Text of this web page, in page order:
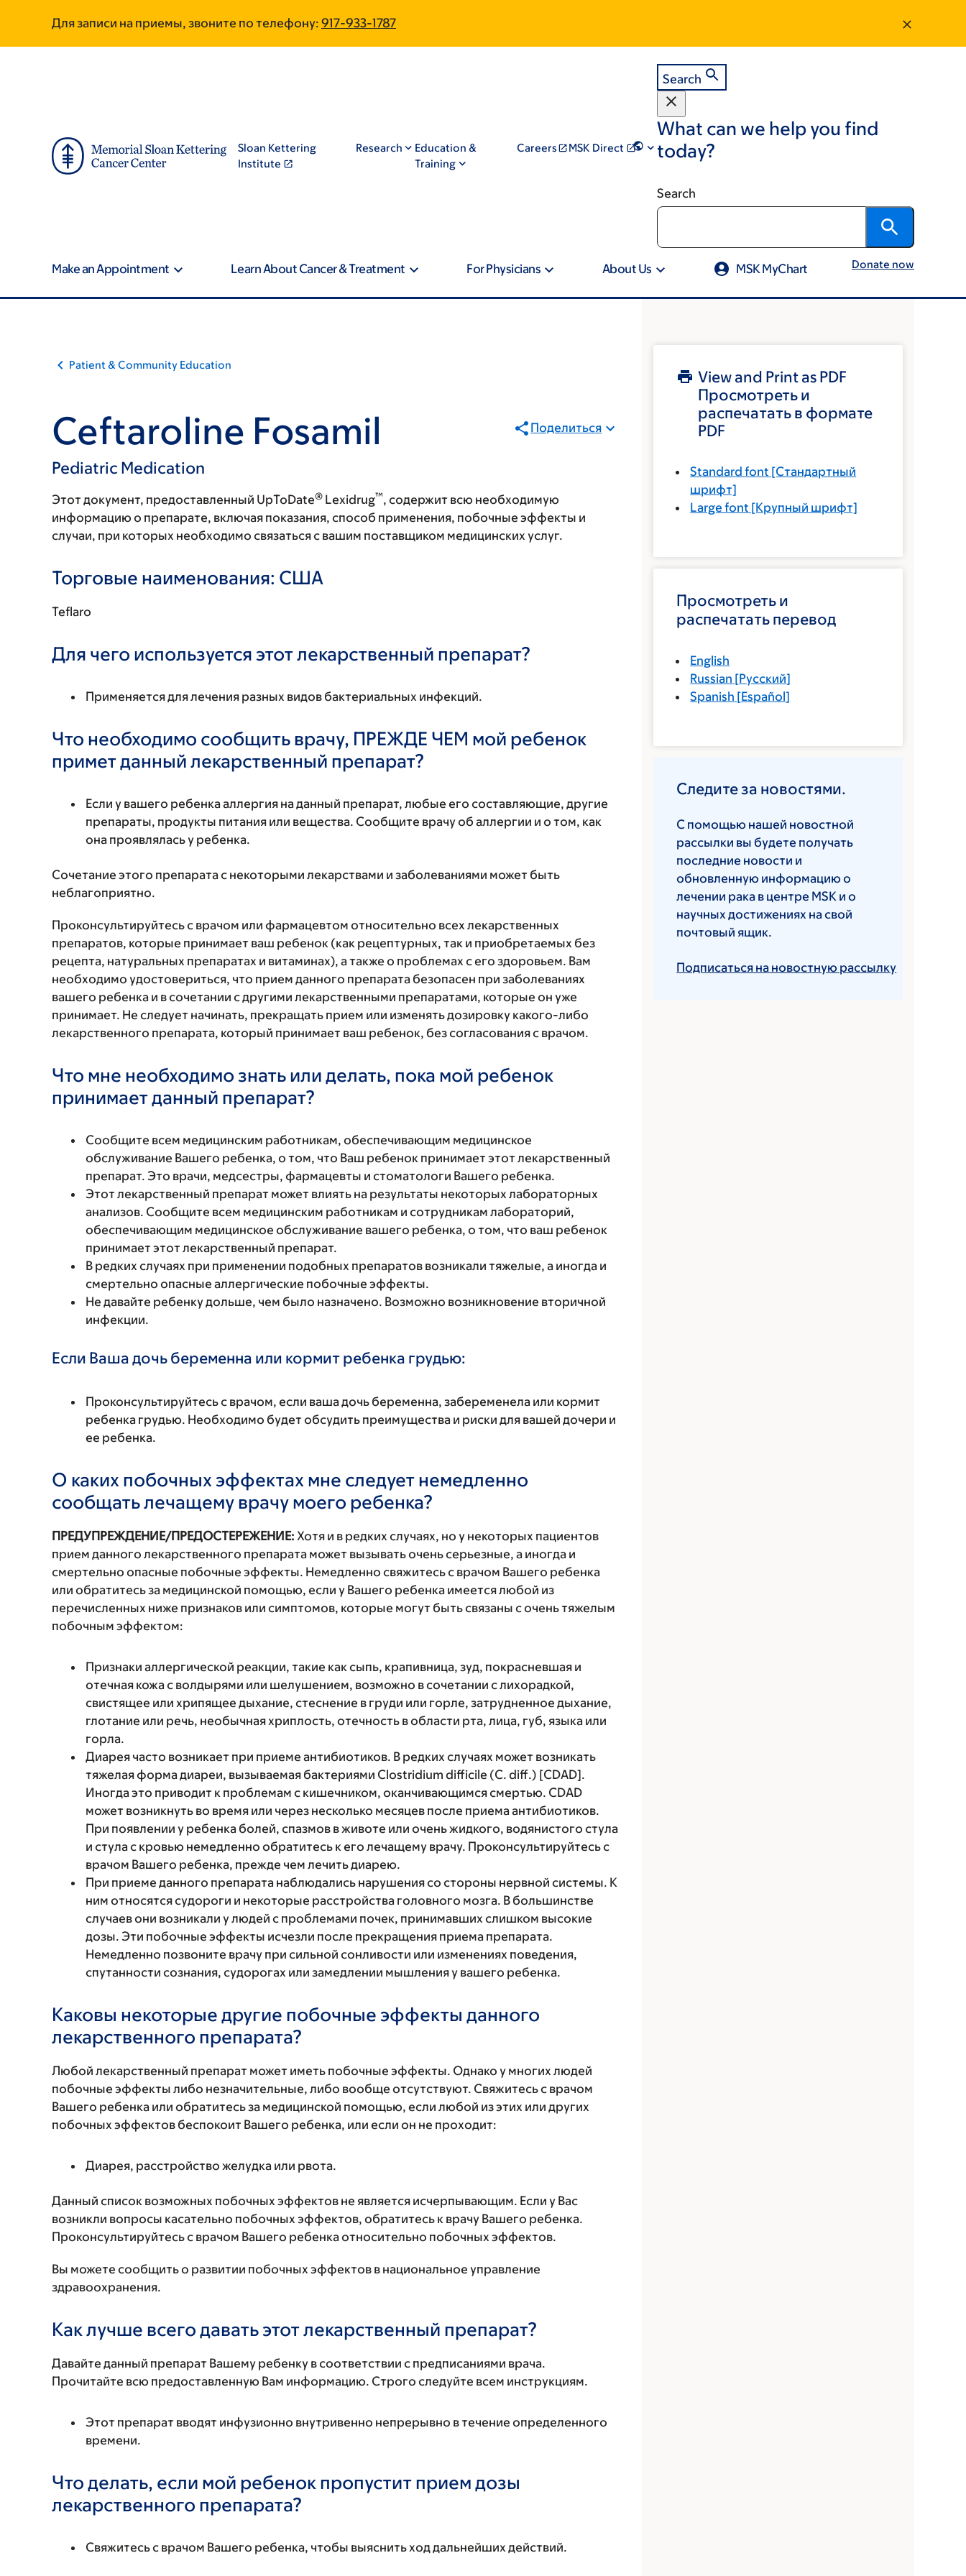
main
footer
Для записи на приемы, звоните по телефону: 917-933-1787
Sloan Kettering
Institute
Research
Education &
Training
Careers MSK Direct
Search
What can we help you find
today?
Search
Make an Appointment Learn About Cancer & Treatment For Physicians About Us MSK MyChart Donate now
Patient & Community Education
Ceftaroline Fosamil
Pediatric Medication
Поделиться
Этот документ, предоставленный UpToDate® Lexidrug™, содержит всю необходимую
информацию о препарате, включая показания, способ применения, побочные эффекты и
случаи, при которых необходимо связаться с вашим поставщиком медицинских услуг.
Торговые наименования: США
Teflaro
Для чего используется этот лекарственный препарат?
Применяется для лечения разных видов бактериальных инфекций.
Что необходимо сообщить врачу, ПРЕЖДЕ ЧЕМ мой ребенок
примет данный лекарственный препарат?
Если у вашего ребенка аллергия на данный препарат, любые его составляющие, другие
препараты, продукты питания или вещества. Сообщите врачу об аллергии и о том, как
она проявлялась у ребенка.
Сочетание этого препарата с некоторыми лекарствами и заболеваниями может быть
неблагоприятно.
Проконсультируйтесь с врачом или фармацевтом относительно всех лекарственных
препаратов, которые принимает ваш ребенок (как рецептурных, так и приобретаемых без
рецепта, натуральных препаратах и витаминах), а также о проблемах с его здоровьем. Вам
необходимо удостовериться, что прием данного препарата безопасен при заболеваниях
вашего ребенка и в сочетании с другими лекарственными препаратами, которые он уже
принимает. Не следует начинать, прекращать прием или изменять дозировку какого-либо
лекарственного препарата, который принимает ваш ребенок, без согласования с врачом.
Что мне необходимо знать или делать, пока мой ребенок
принимает данный препарат?
Сообщите всем медицинским работникам, обеспечивающим медицинское
обслуживание Вашего ребенка, о том, что Ваш ребенок принимает этот лекарственный
препарат. Это врачи, медсестры, фармацевты и стоматологи Вашего ребенка.
Этот лекарственный препарат может влиять на результаты некоторых лабораторных
анализов. Сообщите всем медицинским работникам и сотрудникам лабораторий,
обеспечивающим медицинское обслуживание вашего ребенка, о том, что ваш ребенок
принимает этот лекарственный препарат.
В редких случаях при применении подобных препаратов возникали тяжелые, а иногда и
смертельно опасные аллергические побочные эффекты.
Не давайте ребенку дольше, чем было назначено. Возможно возникновение вторичной
инфекции.
Если Ваша дочь беременна или кормит ребенка грудью:
Проконсультируйтесь с врачом, если ваша дочь беременна, забеременела или кормит
ребенка грудью. Необходимо будет обсудить преимущества и риски для вашей дочери и
ее ребенка.
О каких побочных эффектах мне следует немедленно
сообщать лечащему врачу моего ребенка?
ПРЕДУПРЕЖДЕНИЕ/ПРЕДОСТЕРЕЖЕНИЕ: Хотя и в редких случаях, но у некоторых пациентов
прием данного лекарственного препарата может вызывать очень серьезные, а иногда и
смертельно опасные побочные эффекты. Немедленно свяжитесь с врачом Вашего ребенка
или обратитесь за медицинской помощью, если у Вашего ребенка имеется любой из
перечисленных ниже признаков или симптомов, которые могут быть связаны с очень тяжелым
побочным эффектом:
Признаки аллергической реакции, такие как сыпь, крапивница, зуд, покрасневшая и
отечная кожа с волдырями или шелушением, возможно в сочетании с лихорадкой,
свистящее или хрипящее дыхание, стеснение в груди или горле, затрудненное дыхание,
глотание или речь, необычная хриплость, отечность в области рта, лица, губ, языка или
горла.
Диарея часто возникает при приеме антибиотиков. В редких случаях может возникать
тяжелая форма диареи, вызываемая бактериями Clostridium difficile (C. diff.) [CDAD].
Иногда это приводит к проблемам с кишечником, оканчивающимся смертью. CDAD
может возникнуть во время или через несколько месяцев после приема антибиотиков.
При появлении у ребенка болей, спазмов в животе или очень жидкого, водянистого стула
и стула с кровью немедленно обратитесь к его лечащему врачу. Проконсультируйтесь с
врачом Вашего ребенка, прежде чем лечить диарею.
При приеме данного препарата наблюдались нарушения со стороны нервной системы. К
ним относятся судороги и некоторые расстройства головного мозга. В большинстве
случаев они возникали у людей с проблемами почек, принимавших слишком высокие
дозы. Эти побочные эффекты исчезли после прекращения приема препарата.
Немедленно позвоните врачу при сильной сонливости или изменениях поведения,
спутанности сознания, судорогах или замедлении мышления у вашего ребенка.
Каковы некоторые другие побочные эффекты данного
лекарственного препарата?
Любой лекарственный препарат может иметь побочные эффекты. Однако у многих людей
побочные эффекты либо незначительные, либо вообще отсутствуют. Свяжитесь с врачом
Вашего ребенка или обратитесь за медицинской помощью, если любой из этих или других
побочных эффектов беспокоит Вашего ребенка, или если он не проходит:
Диарея, расстройство желудка или рвота.
Данный список возможных побочных эффектов не является исчерпывающим. Если у Вас
возникли вопросы касательно побочных эффектов, обратитесь к врачу Вашего ребенка.
Проконсультируйтесь с врачом Вашего ребенка относительно побочных эффектов.
Вы можете сообщить о развитии побочных эффектов в национальное управление
здравоохранения.
Как лучше всего давать этот лекарственный препарат?
Давайте данный препарат Вашему ребенку в соответствии с предписаниями врача.
Прочитайте всю предоставленную Вам информацию. Строго следуйте всем инструкциям.
Этот препарат вводят инфузионно внутривенно непрерывно в течение определенного
времени.
Что делать, если мой ребенок пропустит прием дозы
лекарственного препарата?
Свяжитесь с врачом Вашего ребенка, чтобы выяснить ход дальнейших действий.
View and Print as PDF
Просмотреть и
распечатать в формате
PDF
Standard font [Стандартный
шрифт]
Large font [Крупный шрифт]
Просмотреть и
распечатать перевод
English
Russian [Русский]
Spanish [Español]
Следите за новостями.
С помощью нашей новостной
рассылки вы будете получать
последние новости и
обновленную информацию о
лечении рака в центре MSK и о
научных достижениях на свой
почтовый ящик.
Подписаться на новостную рассылку